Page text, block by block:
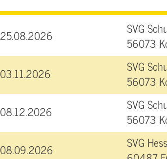
25.08.2026
SVG
56073
03.11.2026
SVG
56073
08.12.2026
SVG
56073
08.09.2026
SVG